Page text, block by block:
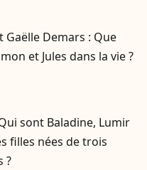
Gaëlle Demars : Que
et Jules dans la vie ?
sont Baladine, Lumir
filles nées de trois
?